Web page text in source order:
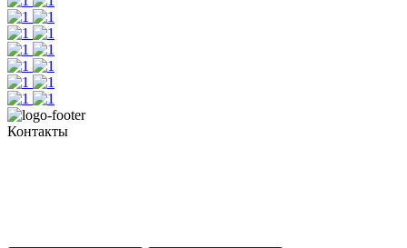
Контакты